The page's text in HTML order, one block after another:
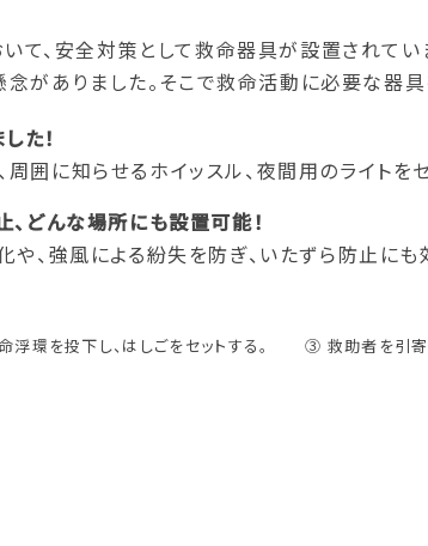
て、安全対策として救命器具が設置されて
念がありました。そこで救命活動に必要な器
た！
囲に知らせるホイッスル、夜間用のライトを
、どんな場所にも設置可能！
、強風による紛失を防ぎ、いたずら防止にも
環を投下し、はしごをセットする。 ③ 救助者を引寄